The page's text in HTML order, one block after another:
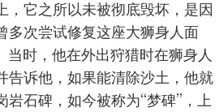
，它之所以未被彻底毁坏，是因
多次尝试修复这座大狮身人面
时，他在外出狩猎时在狮身人
告诉他，如果能清除沙土，他就
石碑，如今被称为“梦碑”，上